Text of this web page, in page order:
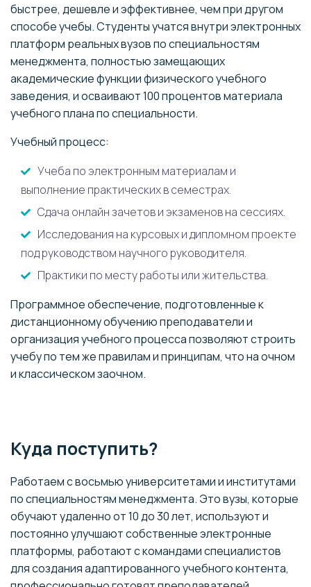
быстрее, дешевле и эффективнее, чем при другом
способе учебы. Студенты учатся внутри электронных
платформ реальных вузов по специальностям
менеджмента, полностью замещающих
академические функции физического учебного
заведения, и осваивают 100 процентов материала
учебного плана по специальности.
Учебный процесс:
Учеба по электронным материалам и
выполнение практических в семестрах.
Сдача онлайн зачетов и экзаменов на сессиях.
Исследования на курсовых и дипломном проекте
под руководством научного руководителя.
Практики по месту работы или жительства.
Программное обеспечение, подготовленные к
дистанционному обучению преподаватели и
организация учебного процесса позволяют строить
учебу по тем же правилам и принципам, что на очном
и классическом заочном.
Куда поступить?
Работаем с восьмью университетами и институтами
по специальностям менеджмента. Это вузы, которые
обучают удаленно от 10 до 30 лет, используют и
постоянно улучшают собственные электронные
платформы, работают с командами специалистов
для создания адаптированного учебного контента,